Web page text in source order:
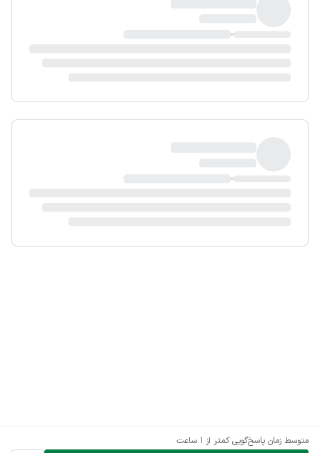
متوسط زمان پاسخ‌گویی کمتر از 1 ساعت